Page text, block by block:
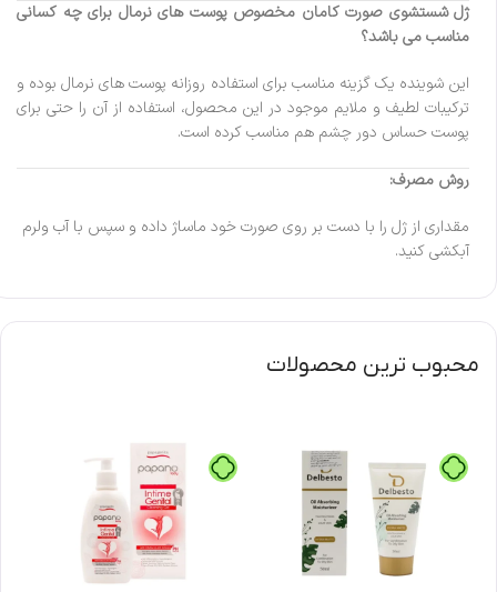
ژل شستشوی صورت کامان مخصوص پوست های نرمال برای چه کسانی
مناسب می باشد؟
این شوینده یک گزینه مناسب برای استفاده روزانه پوست های نرمال بوده و
ترکیبات لطیف و ملایم موجود در این محصول، استفاده از آن را حتی برای
پوست حساس دور چشم هم مناسب کرده است.
روش مصرف:
مقداری از ژل را با دست بر روی صورت خود ماساژ داده و سپس با آب ولرم
آبکشی کنید.
محبوب ترین محصولات